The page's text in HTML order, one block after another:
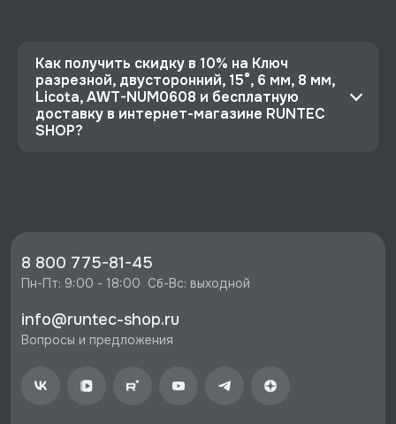
Как получить скидку в 10% на Ключ
разрезной, двусторонний, 15°, 6 мм, 8 мм,
Licota, AWT-NUM0608 и бесплатную
доставку в интернет-магазине RUNTEC
SHOP?
294 руб.
⚡️ Бесплатная доставка в Москве, Санкт-
стоимости заказа.
8 800 775-81-45
Пн-Пт: 9:00 - 18:00  Сб-Вс: выходной
info@runtec-shop.ru
Вопросы и предложения